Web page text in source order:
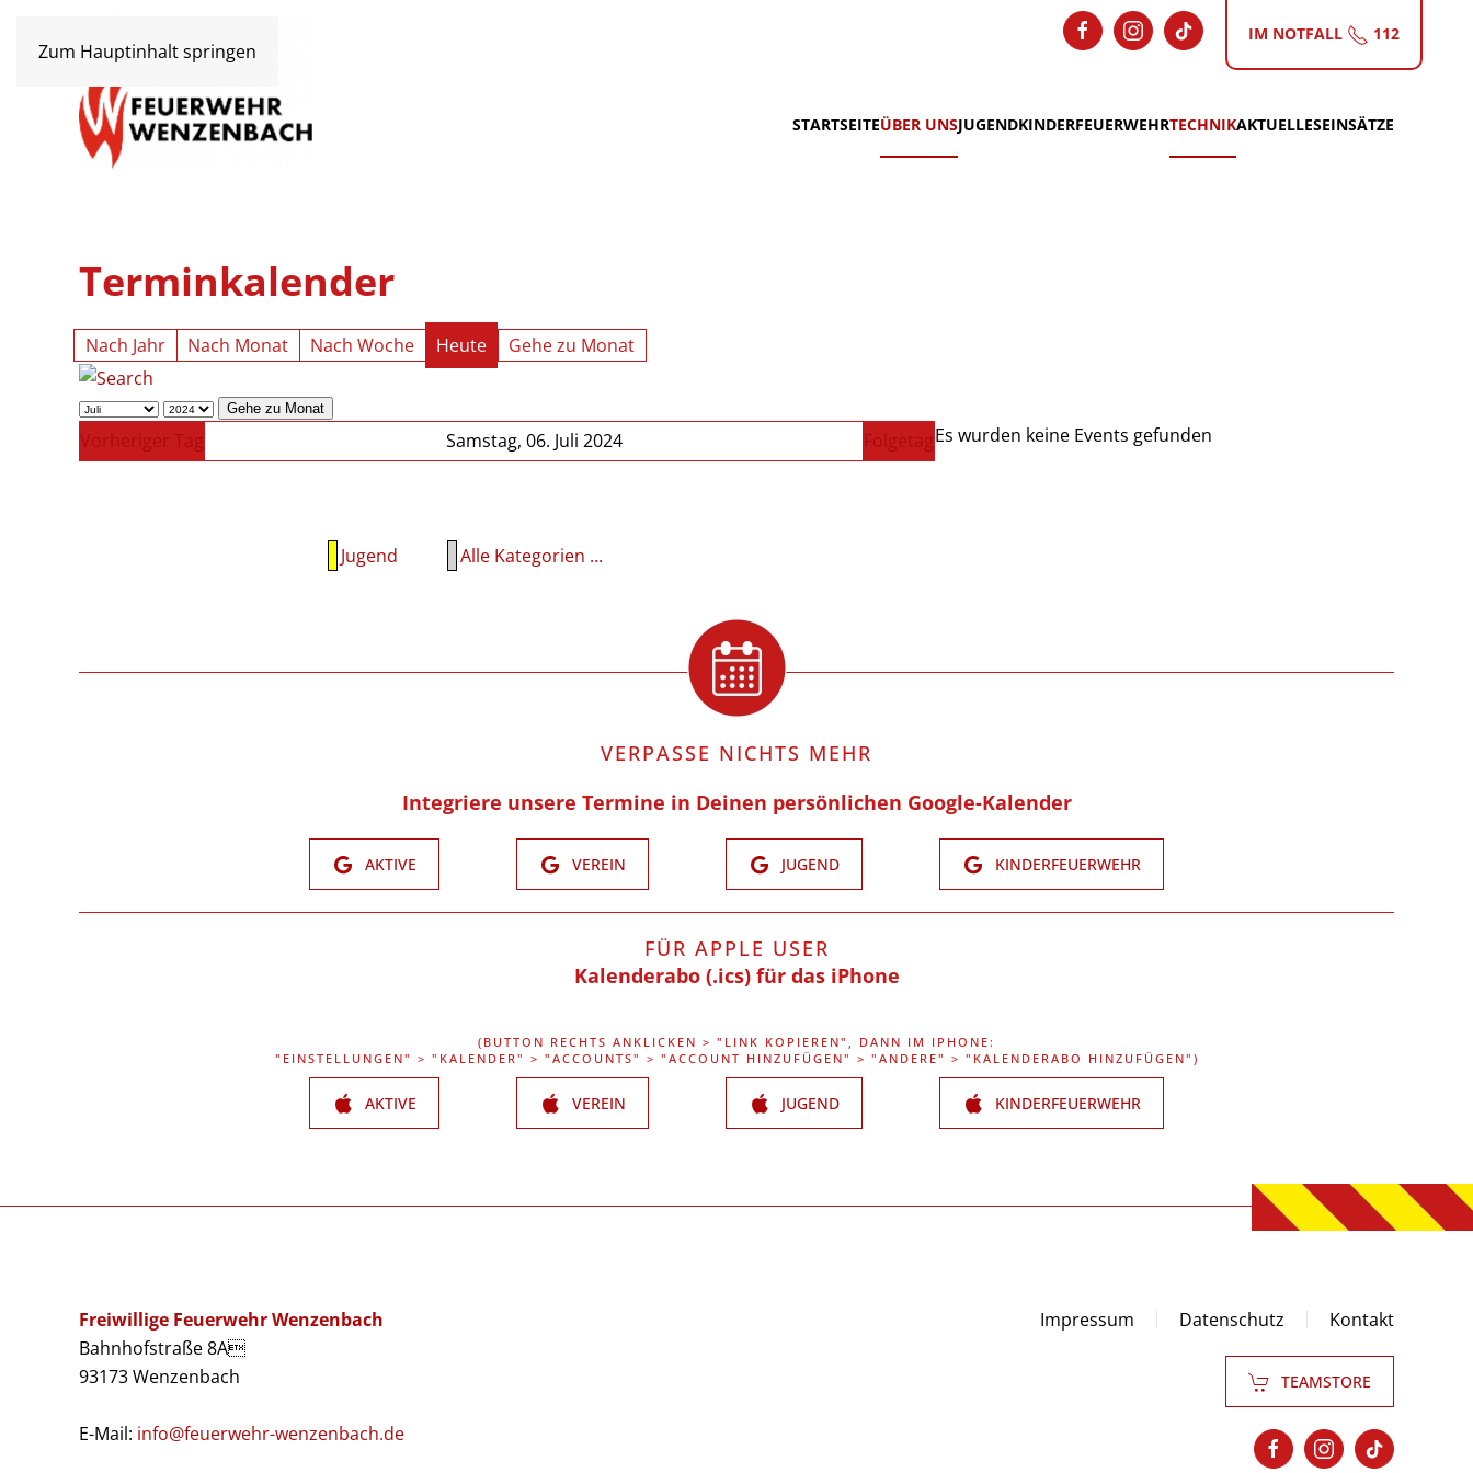
Zum Hauptinhalt springen
IM NOTFALL 112
STARTSEITEÜBER UNSJUGENDKINDERFEUERWEHRTECHNIKAKTUELLESEINSÄTZE
Terminkalender
Nach Jahr Nach Monat Nach Woche Heute Gehe zu Monat
Gehe zu Monat
Vorheriger Tag Samstag, 06. Juli 2024 FolgetagEs wurden keine Events gefunden
Jugend Alle Kategorien ...
VERPASSE NICHTS MEHR
Integriere unsere Termine in Deinen persönlichen Google-Kalender
AKTIVE VEREIN JUGEND KINDERFEUERWEHR
FÜR APPLE USER
Kalenderabo (.ics) für das iPhone
(BUTTON RECHTS ANKLICKEN > "LINK KOPIEREN", DANN IM IPHONE:
"EINSTELLUNGEN" > "KALENDER" > "ACCOUNTS" > "ACCOUNT HINZUFÜGEN" > "ANDERE" > "KALENDERABO HINZUFÜGEN")
AKTIVE VEREIN JUGEND KINDERFEUERWEHR
Freiwillige Feuerwehr Wenzenbach
Bahnhofstraße 8A
93173 Wenzenbach
E-Mail: info@feuerwehr-wenzenbach.de
Impressum Datenschutz Kontakt
TEAMSTORE